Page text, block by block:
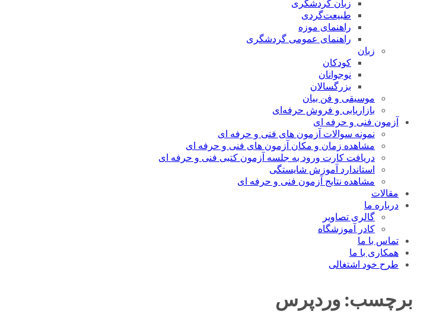
زبان گردشگری
طبیعت‌گردی
راهنمای موزه
راهنمای عمومی گردشگری
زبان
کودکان
نوجوانان
بزرگسالان
موسیقی و فن بیان
بازاریابی و فروش حرفه‌ای
آزمون فنی و حرفه ای
نمونه سوالات آزمون های فنی و حرفه ای
مشاهده زمان و مکان آزمون های فنی و حرفه ای
دریافت کارت ورود به جلسه آزمون کتبی فنی و حرفه ای
استاندارد آموزش شایستگی
مشاهده نتایج آزمون فنی و حرفه ای
مقالات
درباره ما
گالری تصاویر
کادر آموزشگاه
تماس با ما
همکاری با ما
طرح خود اشتغالی
برچسب: وردپرس